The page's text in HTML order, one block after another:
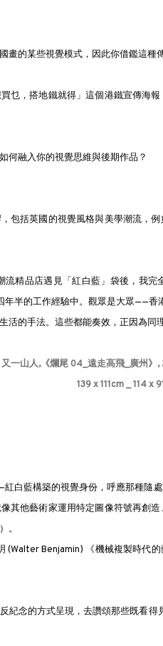
的某些視覺模式，因此你借鑑這種
乜，搭地鐵就得」這個港鐵宣傳海
何融入你的視覺思維與後期作品？
包括英國的視覺風格與美學潮流，
流精品店遇見「紅白藍」袋後，我
半的工作經驗中。觀眾是大眾——
活的手法。這些都能奏效，正因為同
又一山人,《爛尾 04_遠走高飛_廣州》
139 x 111cm _ 114 x
白藍構築的視覺身份，呼應那種隨
其他藝術家運用特定圖像符號再創
。
(Walter Benjamin) 《機械複製時代
紀念的方式呈現，去讚頌那些既看